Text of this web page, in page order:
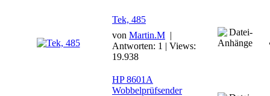
Tek, 485
von Martin.M |
Antworten: 1 | Views:
19.938
HP 8601A
Wobbelprüfsender